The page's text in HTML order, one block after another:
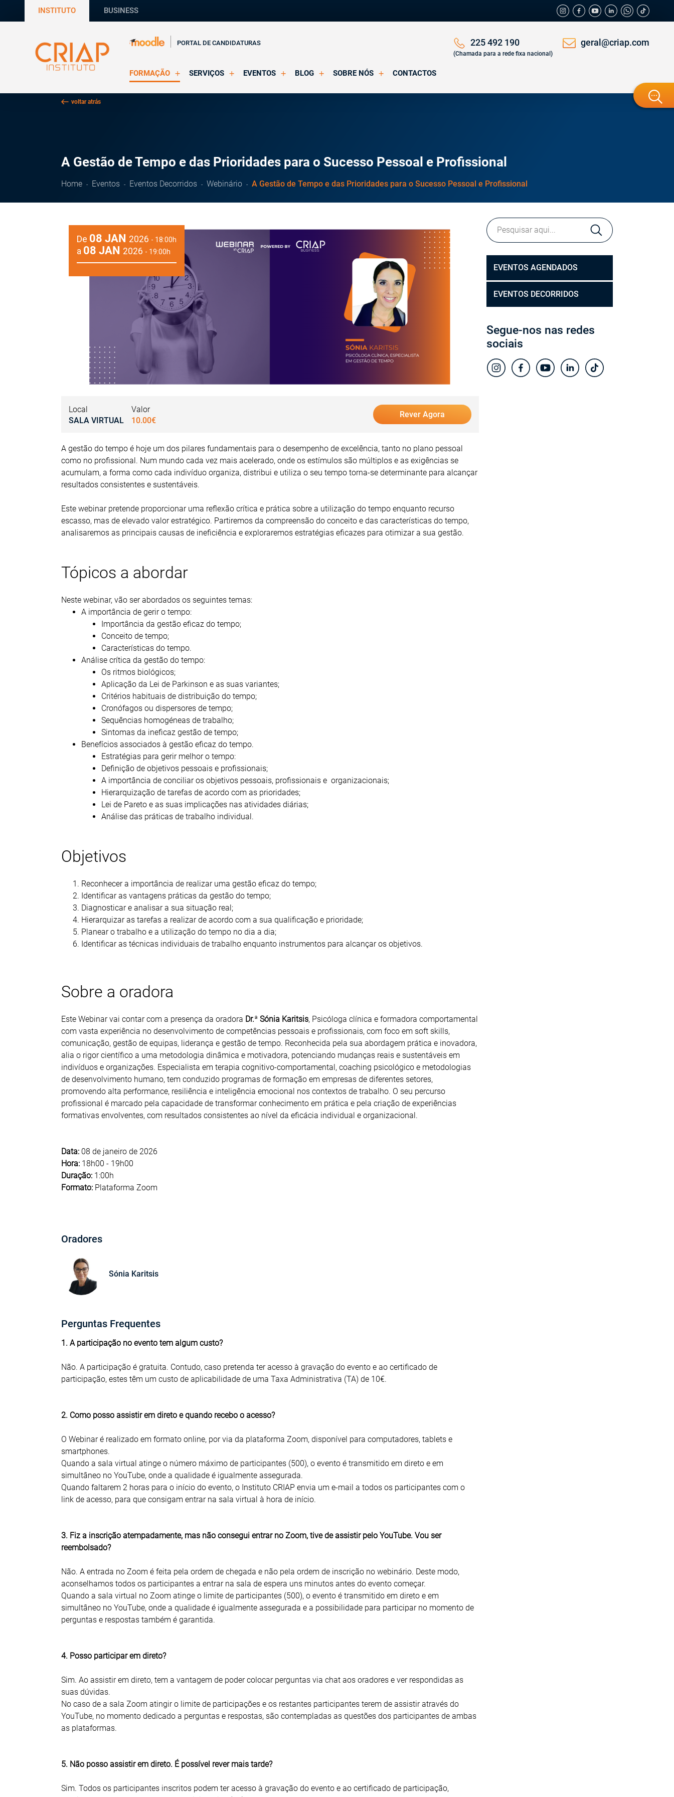
INSTITUTO BUSINESS
PORTAL DE CANDIDATURAS 225 492 190
(Chamada para a rede fixa nacional)
geral@criap.com
FORMAÇÃO SERVIÇOS EVENTOS BLOG SOBRE NÓS CONTACTOS
voltar atrás
A Gestão de Tempo e das Prioridades para o Sucesso Pessoal e Profissional
Home Eventos Eventos Decorridos Webinário A Gestão de Tempo e das Prioridades para o Sucesso Pessoal e Profissional
De 08 JAN 2026 - 18:00h
a 08 JAN 2026 - 19:00h
Local
SALA VIRTUAL
Valor
10.00€
Rever Agora
A gestão do tempo é hoje um dos pilares fundamentais para o desempenho de excelência, tanto no plano pessoal
como no profissional. Num mundo cada vez mais acelerado, onde os estímulos são múltiplos e as exigências se
acumulam, a forma como cada indivíduo organiza, distribui e utiliza o seu tempo torna-se determinante para alcançar
resultados consistentes e sustentáveis.
Este webinar pretende proporcionar uma reflexão crítica e prática sobre a utilização do tempo enquanto recurso
escasso, mas de elevado valor estratégico. Partiremos da compreensão do conceito e das características do tempo,
analisaremos as principais causas de ineficiência e exploraremos estratégias eficazes para otimizar a sua gestão.
Tópicos a abordar
Neste webinar, vão ser abordados os seguintes temas:
A importância de gerir o tempo:
Importância da gestão eficaz do tempo;
Conceito de tempo;
Características do tempo.
Análise crítica da gestão do tempo:
Os ritmos biológicos;
Aplicação da Lei de Parkinson e as suas variantes;
Critérios habituais de distribuição do tempo;
Cronófagos ou dispersores de tempo;
Sequências homogéneas de trabalho;
Sintomas da ineficaz gestão de tempo;
Benefícios associados à gestão eficaz do tempo.
Estratégias para gerir melhor o tempo:
Definição de objetivos pessoais e profissionais;
A importância de conciliar os objetivos pessoais, profissionais e organizacionais;
Hierarquização de tarefas de acordo com as prioridades;
Lei de Pareto e as suas implicações nas atividades diárias;
Análise das práticas de trabalho individual.
Objetivos
Reconhecer a importância de realizar uma gestão eficaz do tempo;
Identificar as vantagens práticas da gestão do tempo;
Diagnosticar e analisar a sua situação real;
Hierarquizar as tarefas a realizar de acordo com a sua qualificação e prioridade;
Planear o trabalho e a utilização do tempo no dia a dia;
Identificar as técnicas individuais de trabalho enquanto instrumentos para alcançar os objetivos.
Sobre a oradora
Este Webinar vai contar com a presença da oradora Dr.ª Sónia Karitsis, Psicóloga clínica e formadora comportamental
com vasta experiência no desenvolvimento de competências pessoais e profissionais, com foco em soft skills,
comunicação, gestão de equipas, liderança e gestão de tempo. Reconhecida pela sua abordagem prática e inovadora,
alia o rigor científico a uma metodologia dinâmica e motivadora, potenciando mudanças reais e sustentáveis em
indivíduos e organizações. Especialista em terapia cognitivo-comportamental, coaching psicológico e metodologias
de desenvolvimento humano, tem conduzido programas de formação em empresas de diferentes setores,
promovendo alta performance, resiliência e inteligência emocional nos contextos de trabalho. O seu percurso
profissional é marcado pela capacidade de transformar conhecimento em prática e pela criação de experiências
formativas envolventes, com resultados consistentes ao nível da eficácia individual e organizacional.
Data: 08 de janeiro de 2026
Hora: 18h00 - 19h00
Duração: 1:00h
Formato: Plataforma Zoom
Oradores
Sónia Karitsis
Perguntas Frequentes
1. A participação no evento tem algum custo?
Não. A participação é gratuita. Contudo, caso pretenda ter acesso à gravação do evento e ao certificado de
participação, estes têm um custo de aplicabilidade de uma Taxa Administrativa (TA) de 10€.
2. Como posso assistir em direto e quando recebo o acesso?
O Webinar é realizado em formato online, por via da plataforma Zoom, disponível para computadores, tablets e
smartphones.
Quando a sala virtual atinge o número máximo de participantes (500), o evento é transmitido em direto e em
simultâneo no YouTube, onde a qualidade é igualmente assegurada.
Quando faltarem 2 horas para o início do evento, o Instituto CRIAP envia um e-mail a todos os participantes com o
link de acesso, para que consigam entrar na sala virtual à hora de início.
3. Fiz a inscrição atempadamente, mas não consegui entrar no Zoom, tive de assistir pelo YouTube. Vou ser
reembolsado?
Não. A entrada no Zoom é feita pela ordem de chegada e não pela ordem de inscrição no webinário. Deste modo,
aconselhamos todos os participantes a entrar na sala de espera uns minutos antes do evento começar.
Quando a sala virtual no Zoom atinge o limite de participantes (500), o evento é transmitido em direto e em
simultâneo no YouTube, onde a qualidade é igualmente assegurada e a possibilidade para participar no momento de
perguntas e respostas também é garantida.
4. Posso participar em direto?
Sim. Ao assistir em direto, tem a vantagem de poder colocar perguntas via chat aos oradores e ver respondidas as
suas dúvidas.
No caso de a sala Zoom atingir o limite de participações e os restantes participantes terem de assistir através do
YouTube, no momento dedicado a perguntas e respostas, são contempladas as questões dos participantes de ambas
as plataformas.
5. Não posso assistir em direto. É possível rever mais tarde?
Sim. Todos os participantes inscritos podem ter acesso à gravação do evento e ao certificado de participação,
EVENTOS AGENDADOS
EVENTOS DECORRIDOS
Segue-nos nas redes
sociais